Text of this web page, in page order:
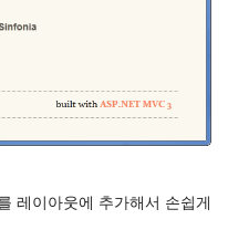
레이아웃에 추가해서 손쉽게